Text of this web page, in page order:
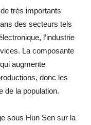
très importants
des secteurs tels
l’industrie
La composante
augmente
donc les
de la population.
sous Hun Sen sur la